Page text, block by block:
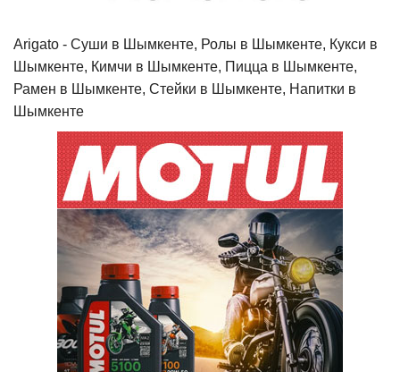
Arigato - Cуши в Шымкенте, Ролы в Шымкенте, Кукси в
Шымкенте, Кимчи в Шымкенте, Пицца в Шымкенте,
Рамен в Шымкенте, Стейки в Шымкенте, Напитки в
Шымкенте